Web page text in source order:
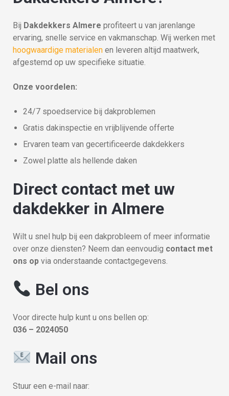
Bij Dakdekkers Almere profiteert u van jarenlange
ervaring, snelle service en vakmanschap. Wij werken met
hoogwaardige materialen en leveren altijd maatwerk,
afgestemd op uw specifieke situatie.
Onze voordelen:
24/7 spoedservice bij dakproblemen
Gratis dakinspectie en vrijblijvende offerte
Ervaren team van gecertificeerde dakdekkers
Zowel platte als hellende daken
Direct contact met uw
dakdekker in Almere
Wilt u snel hulp bij een dakprobleem of meer informatie
over onze diensten? Neem dan eenvoudig contact met
ons op via onderstaande contactgegevens.
Bel ons
Voor directe hulp kunt u ons bellen op:
036 – 2024050
Mail ons
Stuur een e-mail naar: